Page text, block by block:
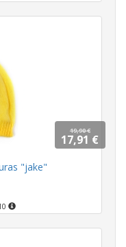
19,90 €
17,91 €
"jake"